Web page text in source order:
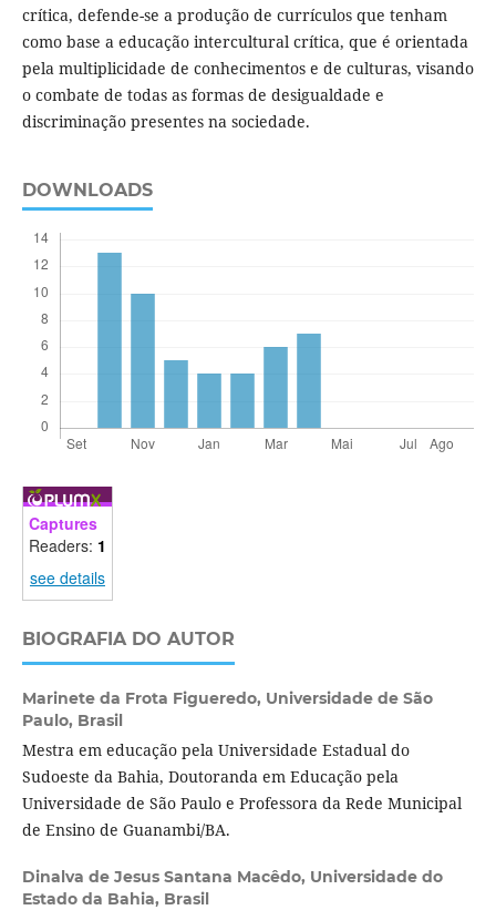
crítica, defende-se a produção de currículos que tenham
como base a educação intercultural crítica, que é orientada
pela multiplicidade de conhecimentos e de culturas, visando
o combate de todas as formas de desigualdade e
discriminação presentes na sociedade.
DOWNLOADS
Captures
Readers: 1
see details
BIOGRAFIA DO AUTOR
Marinete da Frota Figueredo, Universidade de São
Paulo, Brasil
Mestra em educação pela Universidade Estadual do
Sudoeste da Bahia, Doutoranda em Educação pela
Universidade de São Paulo e Professora da Rede Municipal
de Ensino de Guanambi/BA.
Dinalva de Jesus Santana Macêdo, Universidade do
Estado da Bahia, Brasil